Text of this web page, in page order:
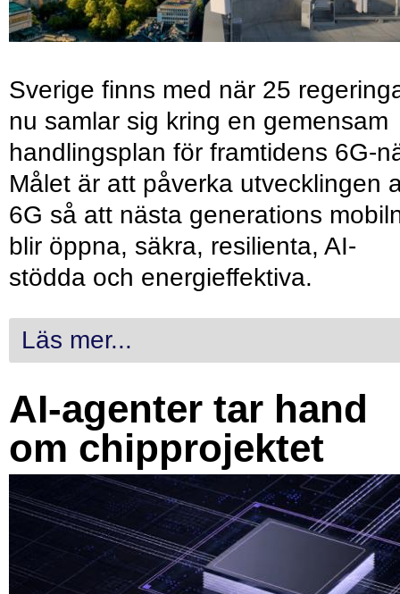
Sverige finns med när 25
nu samlar sig kring en gemensam
handlingsplan för framtidens 6G-
Målet är att påverka utvecklingen
6G så att nästa generations
blir öppna, säkra, resilienta, AI-
stödda och energieffektiva.
Läs mer...
AI-agenter tar hand
om chipprojektet